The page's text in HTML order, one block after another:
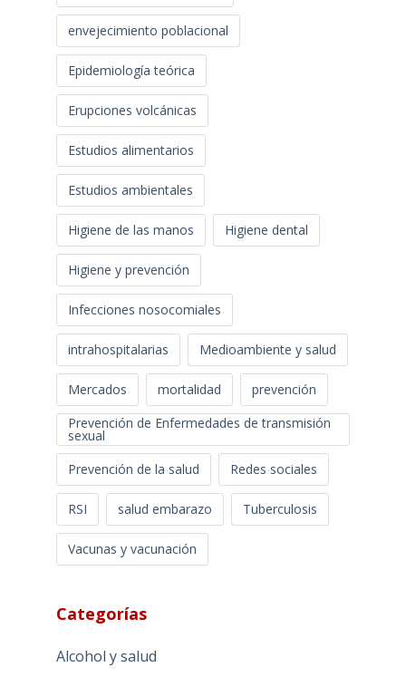
envejecimiento poblacional
Epidemiología teórica
Erupciones volcánicas
Estudios alimentarios
Estudios ambientales
Higiene de las manos Higiene dental
Higiene y prevención
Infecciones nosocomiales
intrahospitalarias Medioambiente y salud
Mercados mortalidad
prevención
Prevención de Enfermedades de transmisión
sexual
Prevención de la salud
Redes sociales
RSI salud embarazo Tuberculosis
Vacunas y vacunación
Categorías
Alcohol y salud